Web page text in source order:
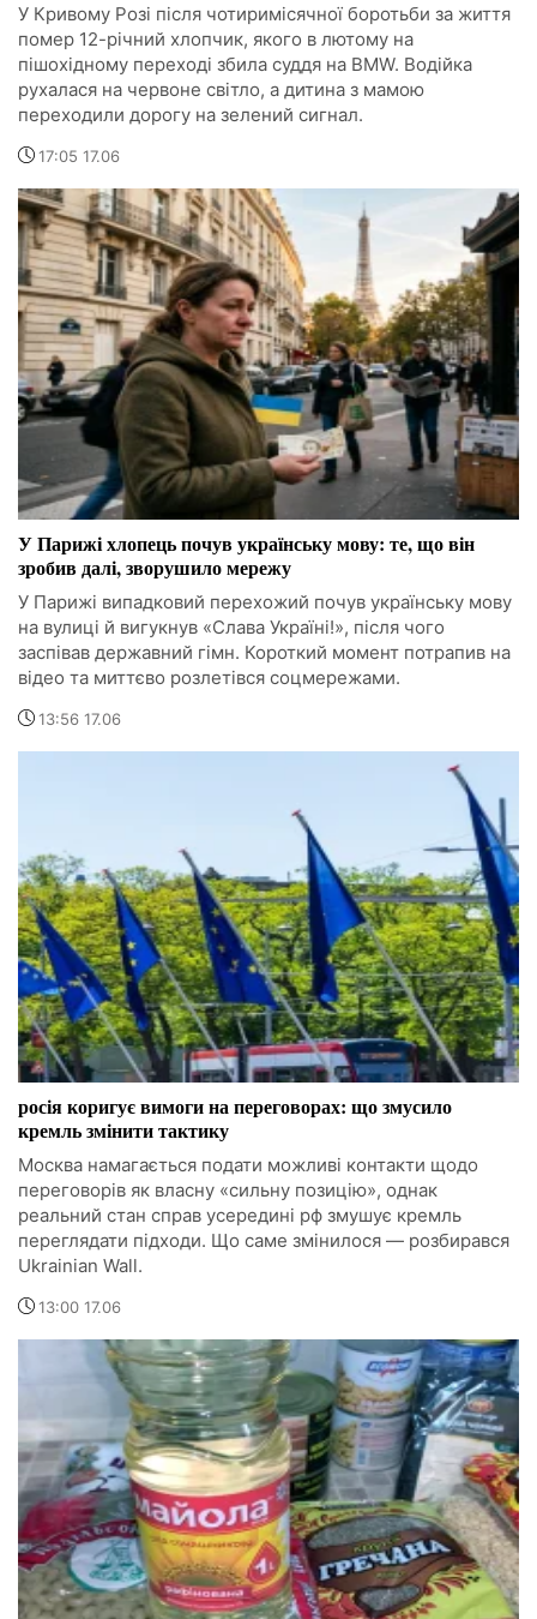
У Кривому Розі після чотиримісячної боротьби за життя
помер 12-річний хлопчик, якого в лютому на
пішохідному переході збила суддя на BMW. Водійка
рухалася на червоне світло, а дитина з мамою
переходили дорогу на зелений сигнал.
17:05 17.06
У Парижі хлопець почув українську мову: те, що він
зробив далі, зворушило мережу
У Парижі випадковий перехожий почув українську мову
на вулиці й вигукнув «Слава Україні!», після чого
заспівав державний гімн. Короткий момент потрапив на
відео та миттєво розлетівся соцмережами.
13:56 17.06
росія коригує вимоги на переговорах: що змусило
кремль змінити тактику
Москва намагається подати можливі контакти щодо
переговорів як власну «сильну позицію», однак
реальний стан справ усередині рф змушує кремль
переглядати підходи. Що саме змінилося — розбирався
Ukrainian Wall.
13:00 17.06